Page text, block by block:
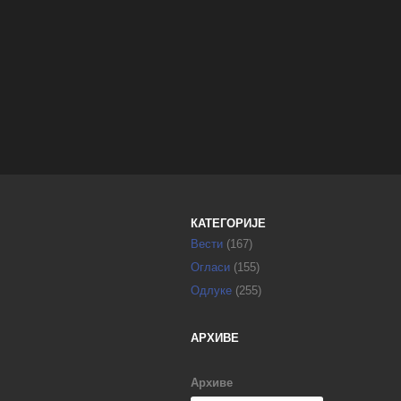
КАТЕГОРИЈЕ
Вести (167)
Огласи (155)
Одлуке (255)
АРХИВЕ
Архиве